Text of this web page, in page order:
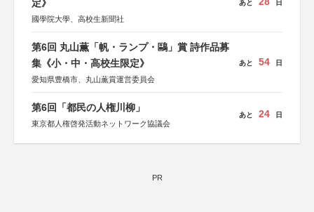
定》
國學院大學、高校生新聞社
あと 日
第6回 丸山薫「帆・ランプ・鷗」賞 詩作品募
集《小・中・高校生限定》
愛知県豊橋市、丸山薫賞運営委員会
あと 54 日
第6回「都民の人権川柳」
東京都人権啓発活動ネットワーク協議会
あと 24 日
PR